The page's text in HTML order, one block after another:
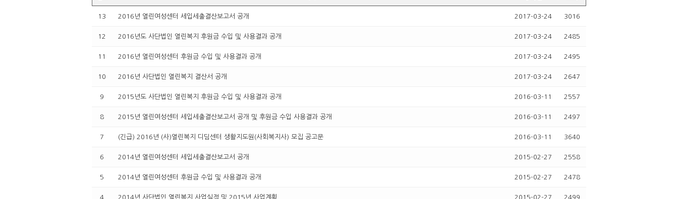
13 2016년 열린여성센터 세입세출결산보고서 공개 2017-03-24 3016
12 2016년도 사단법인 열린복지 후원금 수입 및 사용결과 공개 2017-03-24 2485
11 2016년 열린여성센터 후원금 수입 및 사용결과 공개 2017-03-24 2495
10 2016년 사단법인 열린복지 결산서 공개 2017-03-24 2647
9 2015년도 사단법인 열린복지 후원금 수입 및 사용결과 공개 2016-03-11 2557
8 2015년 열린여성센터 세입세출결산보고서 공개 및 후원금 수입 사용결과 공개 2016-03-11 2497
7 (긴급) 2016년 (사)열린복지 디딤센터 생활지도원(사회복지사) 모집 공고문 2016-03-11 3640
6 2014년 열린여성센터 세입세출결산보고서 공개 2015-02-27 2558
5 2014년 열린여성센터 후원금 수입 및 사용결과 공개 2015-02-27 2478
4 2014년 사단법인 열린복지 사업실적 및 2015년 사업계획 2015-02-27 2499